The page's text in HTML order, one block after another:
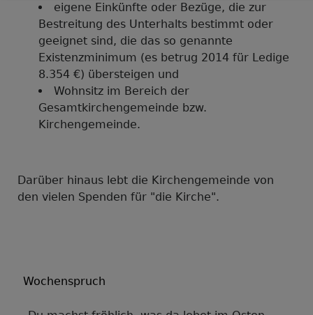
eigene Einkünfte oder Bezüge, die zur
Bestreitung des Unterhalts bestimmt oder
geeignet sind, die das so genannte
Existenzminimum (es betrug 2014 für Ledige
8.354 €) übersteigen und
Wohnsitz im Bereich der
Gesamtkirchengemeinde bzw.
Kirchengemeinde.
Darüber hinaus lebt die Kirchengemeinde von
den vielen Spenden für "die Kirche".
Wochenspruch